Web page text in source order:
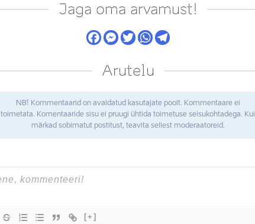
Jaga oma arvamust!
Arutelu
NB! Kommentaarid on avaldatud kasutajate poolt. Kommentaare ei
toimetata. Komentaaride sisu ei pruugi ühtida toimetuse seisukohtadega. Kui
märkad sobimatut postitust, teavita sellest moderaatoreid.
[+]